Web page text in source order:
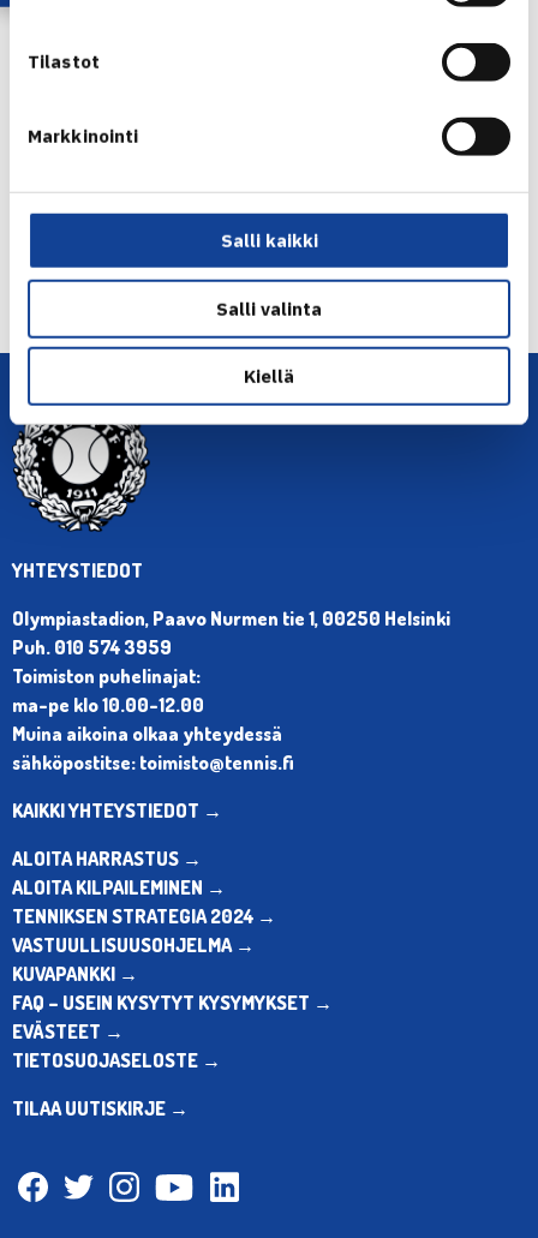
Tilastot
Markkinointi
Salli kaikki
Salli valinta
Kiellä
Jaa:
← Edellinen
Seuraava uutinen: Niklas-Salminen ja Vasa… →
YHTEYSTIEDOT
Olympiastadion, Paavo Nurmen tie 1, 00250 Helsinki
Puh. 010 574 3959
Toimiston puhelinajat:
ma-pe klo 10.00-12.00
Muina aikoina olkaa yhteydessä
sähköpostitse: toimisto@tennis.fi
KAIKKI YHTEYSTIEDOT →
ALOITA HARRASTUS →
ALOITA KILPAILEMINEN →
TENNIKSEN STRATEGIA 2024 →
VASTUULLISUUSOHJELMA →
KUVAPANKKI →
FAQ – USEIN KYSYTYT KYSYMYKSET →
EVÄSTEET →
TIETOSUOJASELOSTE →
TILAA UUTISKIRJE →